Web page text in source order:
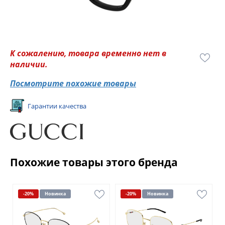
К сожалению, товара временно нет в
наличии.
Посмотрите похожие товары
Гарантии качества
Похожие товары этого бренда
-20% Новинка -20% Новинка